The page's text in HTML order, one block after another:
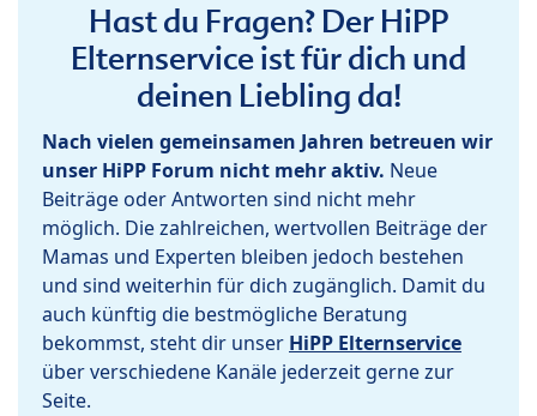
Hast du Fragen? Der HiPP
Elternservice ist für dich und
deinen Liebling da!
Nach vielen gemeinsamen Jahren betreuen wir
unser HiPP Forum nicht mehr aktiv. Neue
Beiträge oder Antworten sind nicht mehr
möglich. Die zahlreichen, wertvollen Beiträge der
Mamas und Experten bleiben jedoch bestehen
und sind weiterhin für dich zugänglich. Damit du
auch künftig die bestmögliche Beratung
bekommst, steht dir unser HiPP Elternservice
über verschiedene Kanäle jederzeit gerne zur
Seite.